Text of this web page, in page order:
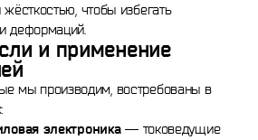
чтобы избегать
деформаций.
и применение
мы производим, востребованы в
электроника— токоведущие